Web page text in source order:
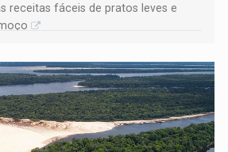
receitas fáceis de pratos leves e